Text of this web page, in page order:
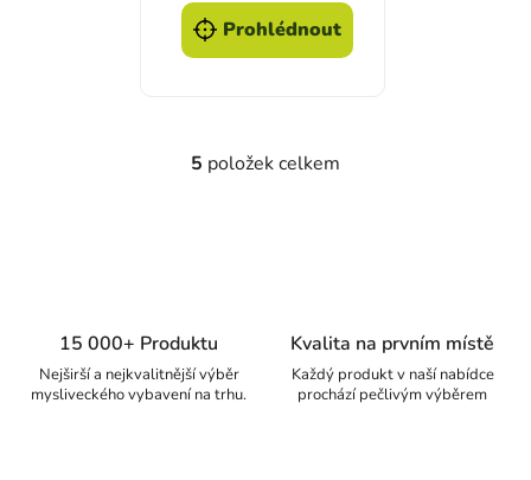
Prohlédnout
Ovládací prvky výpisu
5 položek celkem
15 000+ Produktu
Nejširší a nejkvalitnější výběr
mysliveckého vybavení na trhu.
Kvalita na prvním místě
Každý produkt v naší nabídce
prochází pečlivým výběrem